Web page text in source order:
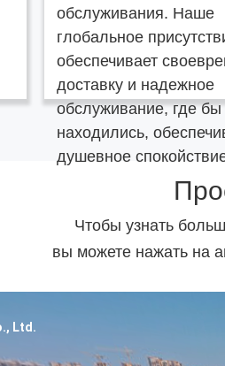
обслуживания. Наше
глобальное
обеспечивает
доставку и надежное
обслуживание, где
находились,
душевное
Чтобы узнать
вы можете нажать на